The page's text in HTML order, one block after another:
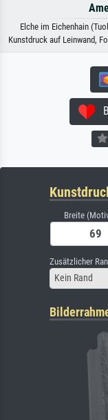
Elche im Eichenhain
Kunstdruck auf Leinwand,
Breite
Zusätzlicher
Kein Rand